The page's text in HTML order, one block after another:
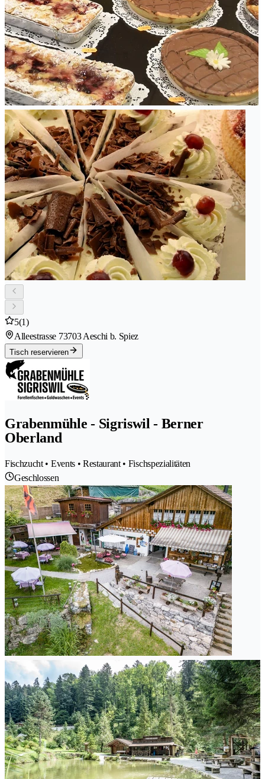
5(1)
Alleestrasse 73703 Aeschi b. Spiez
Tisch reservieren
Grabenmühle - Sigriswil - Berner
Oberland
Fischzucht • Events • Restaurant • Fischspezialitäten
Geschlossen